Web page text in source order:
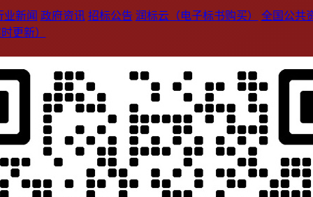
业新闻 政府资讯 招标公告 润标云（电子标书购买）
全国公共
更新）